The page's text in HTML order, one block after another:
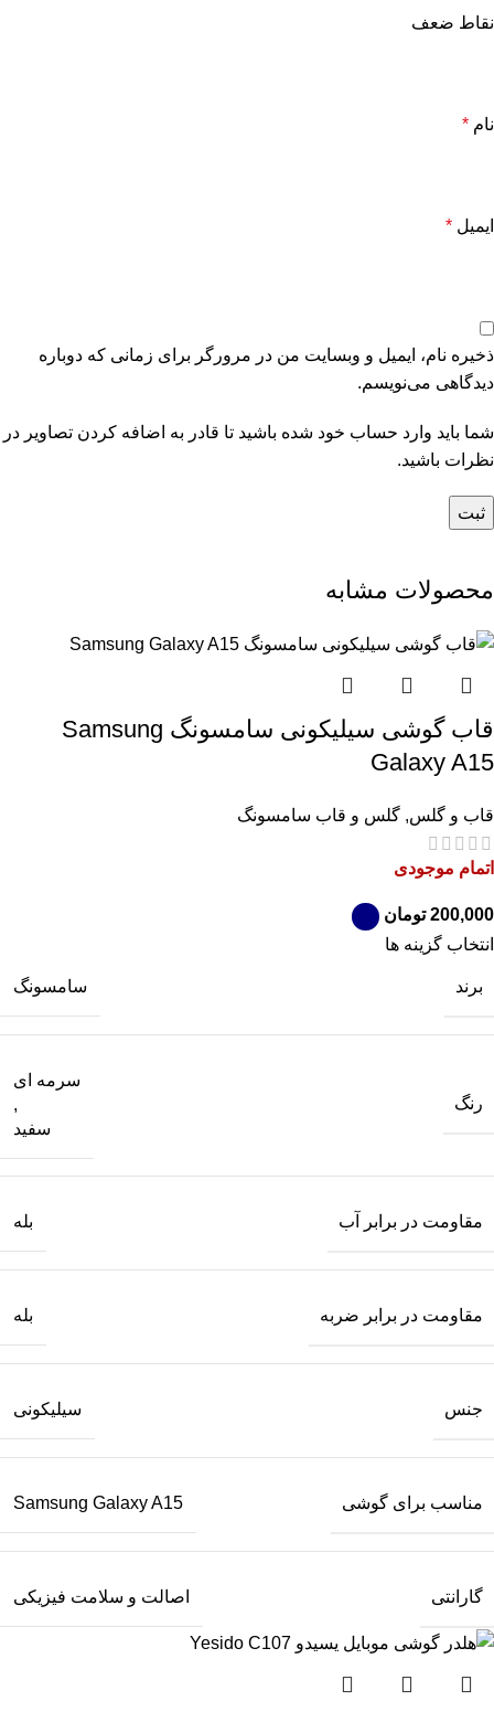
نقاط ضعف
نام *
ایمیل *
ذخیره نام، ایمیل و وبسایت من در مرورگر برای زمانی که دوباره
دیدگاهی می‌نویسم.
شما باید وارد حساب خود شده باشید تا قادر به اضافه کردن تصاویر در
نظرات باشید.
محصولات مشابه
قاب گوشی سیلیکونی سامسونگ Samsung
Galaxy A15
قاب و گلس, گلس و قاب سامسونگ
اتمام موجودی
تومان
انتخاب گزینه ها
برند سامسونگ
رنگ
سرمه ای
,
سفید
مقاومت در برابر آب بله
مقاومت در برابر ضربه بله
جنس سیلیکونی
مناسب برای گوشی Samsung Galaxy A15
گارانتی اصالت و سلامت فیزیکی